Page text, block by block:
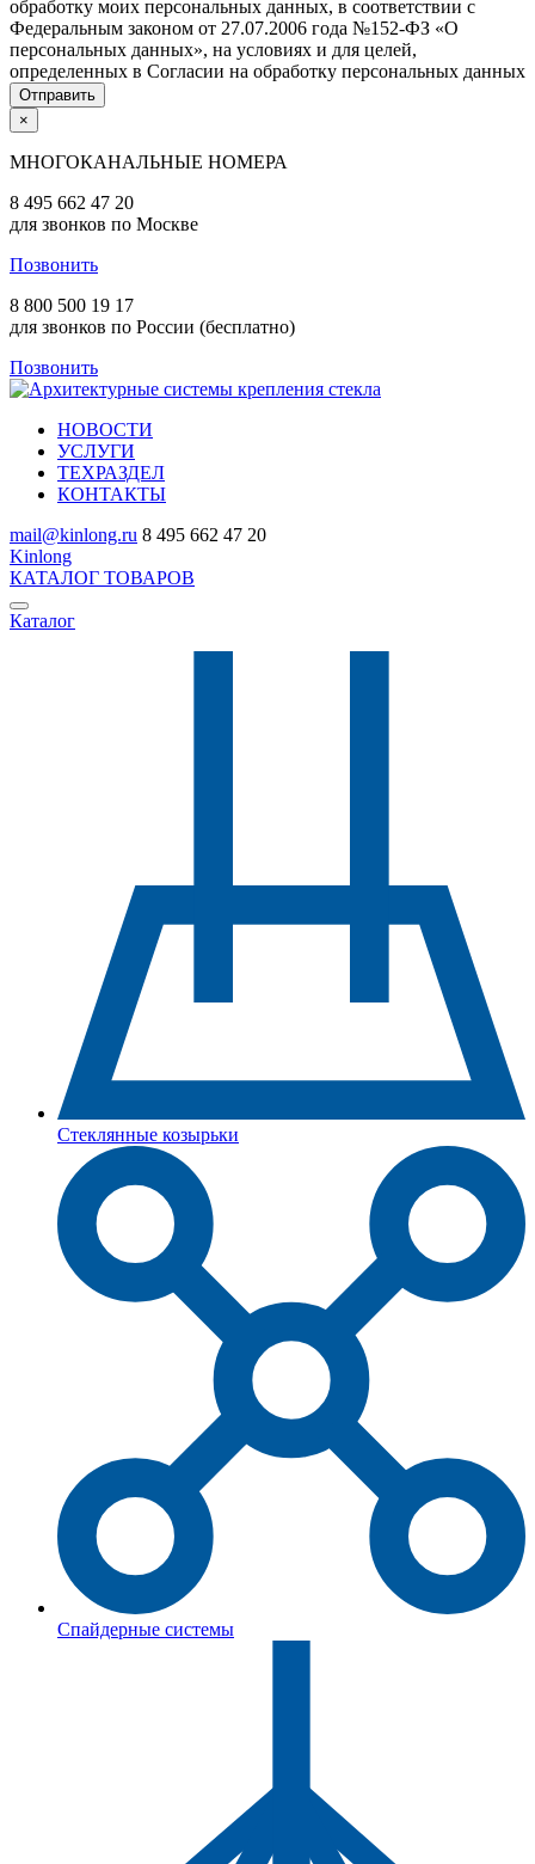
обработку моих персональных данных, в соответствии с
Федеральным законом от 27.07.2006 года №152-ФЗ «О
персональных данных», на условиях и для целей,
определенных в Согласии на обработку персональных данных
×
МНОГОКАНАЛЬНЫЕ НОМЕРА
8 495 662 47 20
для звонков по Москве
Позвонить
8 800 500 19 17
для звонков по России (бесплатно)
Позвонить
НОВОСТИ
УСЛУГИ
ТЕХРАЗДЕЛ
КОНТАКТЫ
mail@kinlong.ru 8 495 662 47 20
Kinlong
КАТАЛОГ ТОВАРОВ
Каталог
Стеклянные козырьки
Спайдерные системы